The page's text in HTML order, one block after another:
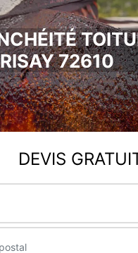
72610
DEVIS